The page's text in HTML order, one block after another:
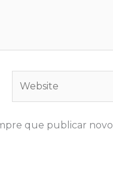
que publicar novo